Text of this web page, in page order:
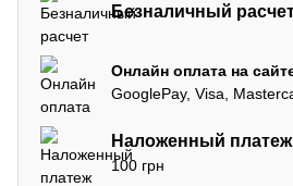
Безналичный
Онлайн оплата на
GooglePay, Visa,
Наложенный платеж
100 грн